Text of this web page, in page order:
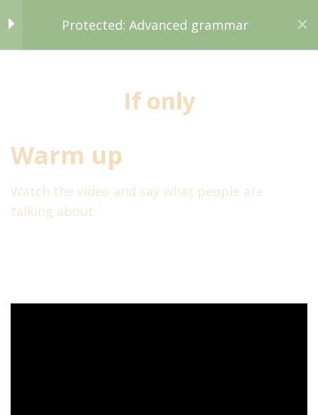
Protected: Advanced grammar
If only
If only
Warm up
Watch the video and say what people are
talking about.